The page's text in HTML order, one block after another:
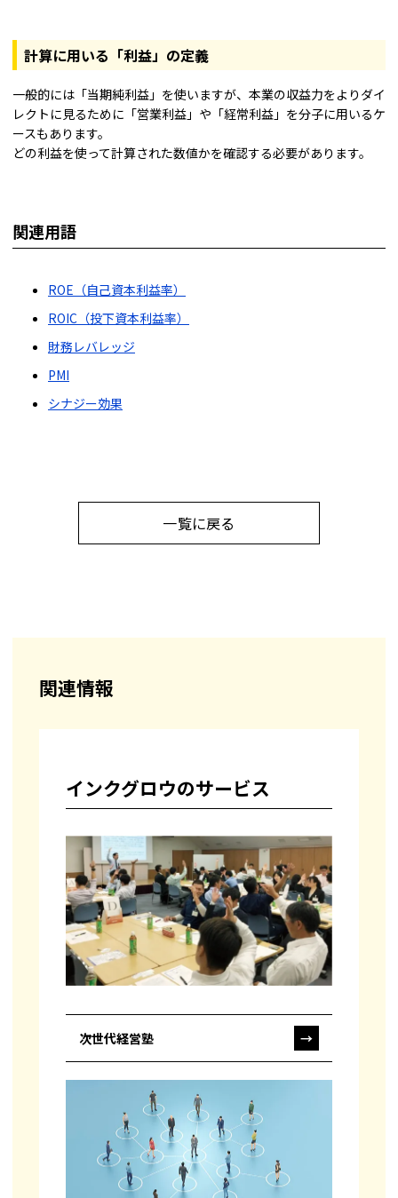
計算に用いる「利益」の定義
一般的には「当期純利益」を使いますが、本業の収益力をよりダイ
レクトに見るために「営業利益」や「経常利益」を分子に用いるケ
ースもあります。
どの利益を使って計算された数値かを確認する必要があります。
関連用語
ROE（自己資本利益率）
ROIC（投下資本利益率）
財務レバレッジ
PMI
シナジー効果
一覧に戻る
関連情報
インクグロウのサービス
次世代経営塾 →